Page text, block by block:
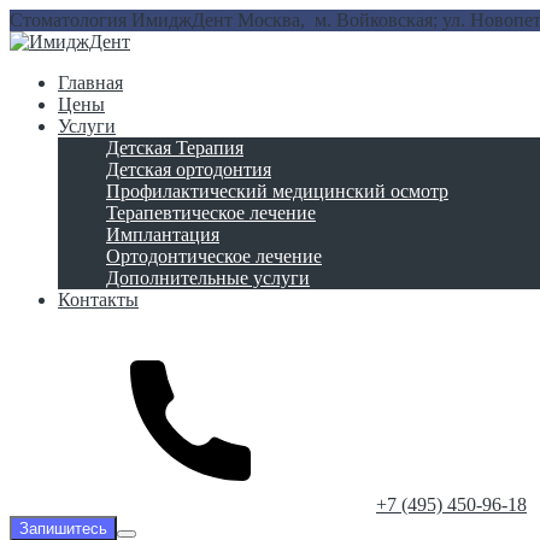
Стоматология ИмиджДент Москва, м. Войковская; ул.
Главная
Цены
Услуги
Детская Терапия
Детская ортодонтия
Профилактический медицинский осмотр
Терапевтическое лечение
Имплантация
Ортодонтическое лечение
Дополнительные услуги
Контакты
‎+7 (495) 450-96-18
Запишитесь